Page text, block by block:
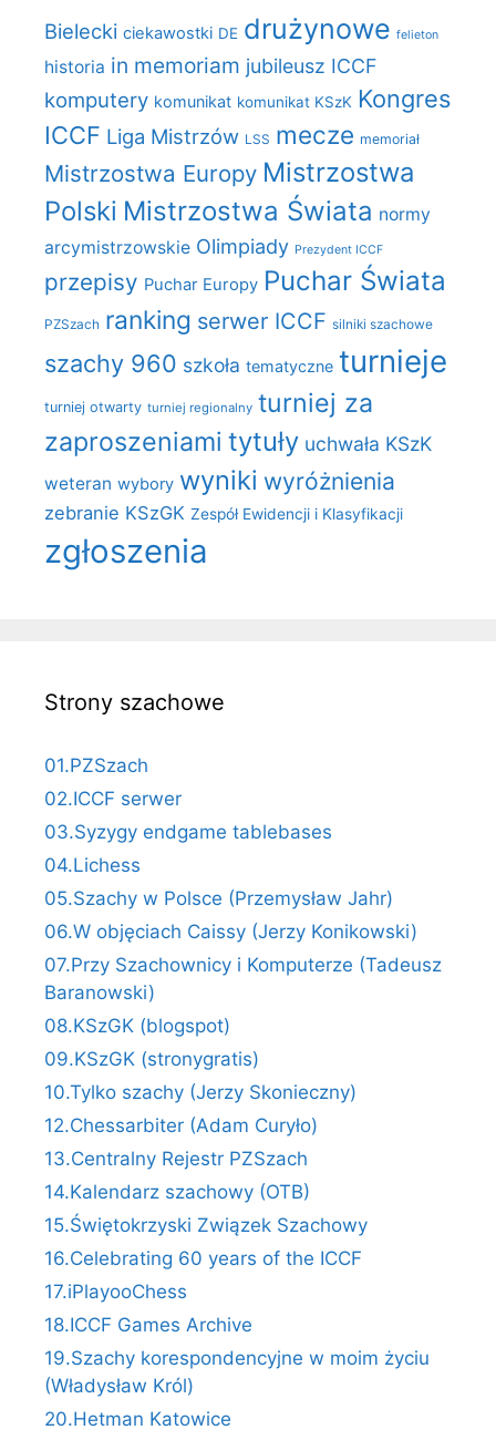
Bielecki ciekawostki DE drużynowe felieton
historia in memoriam jubileusz ICCF
komputery komunikat komunikat KSzK Kongres
ICCF Liga Mistrzów LSS mecze memoriał
Mistrzostwa Europy Mistrzostwa
Polski Mistrzostwa Świata normy
arcymistrzowskie Olimpiady Prezydent ICCF
przepisy Puchar Europy Puchar Świata
PZSzach ranking serwer ICCF silniki szachowe
szachy 960 szkoła tematyczne turnieje
turniej otwarty turniej regionalny turniej za
zaproszeniami tytuły uchwała KSzK
weteran wybory wyniki wyróżnienia
zebranie KSzGK Zespół Ewidencji i Klasyfikacji
zgłoszenia
Strony szachowe
01.PZSzach
02.ICCF serwer
03.Syzygy endgame tablebases
04.Lichess
05.Szachy w Polsce (Przemysław Jahr)
06.W objęciach Caissy (Jerzy Konikowski)
07.Przy Szachownicy i Komputerze (Tadeusz
Baranowski)
08.KSzGK (blogspot)
09.KSzGK (stronygratis)
10.Tylko szachy (Jerzy Skonieczny)
12.Chessarbiter (Adam Curyło)
13.Centralny Rejestr PZSzach
14.Kalendarz szachowy (OTB)
15.Świętokrzyski Związek Szachowy
16.Celebrating 60 years of the ICCF
17.iPlayooChess
18.ICCF Games Archive
19.Szachy korespondencyjne w moim życiu
(Władysław Król)
20.Hetman Katowice